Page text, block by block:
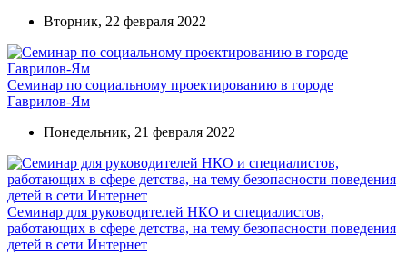
Вторник, 22 февраля 2022
Семинар по социальному проектированию в городе
Гаврилов-Ям
Понедельник, 21 февраля 2022
Семинар для руководителей НКО и специалистов,
работающих в сфере детства, на тему безопасности поведения
детей в сети Интернет